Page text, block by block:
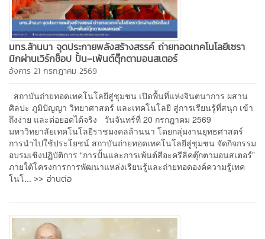
มทร.ล้านนา จุดประกายพลังสร้างสรรค์ ถ่ายทอดเทคโนโลยีเซรา
มิกผ่านเวิร์กช็อป ปั้น–เพ้นต์ตุ๊กตามอนสเตอร์
อังคาร 21 กรกฎาคม 2569
สถาบันถ่ายทอดเทคโนโลยีสู่ชุมชน เปิดพื้นที่แห่งจินตนาการ ผสาน
ศิลปะ ภูมิปัญญา วิทยาศาสตร์ และเทคโนโลยี สู่การเรียนรู้ที่สนุก เข้า
ถึงง่าย และต่อยอดได้จริง วันจันทร์ที่ 20 กรกฎาคม 2569
มหาวิทยาลัยเทคโนโลยีราชมงคลล้านนา โดยกลุ่มงานยุทธศาสตร์
การนำไปใช้ประโยชน์ สถาบันถ่ายทอดเทคโนโลยีสู่ชุมชน จัดกิจกรรม
อบรมเชิงปฏิบัติการ “การปั้นและการเพ้นต์สีอะครีลิคตุ๊กตามอนสเตอร์”
ภายใต้โครงการการพัฒนาแหล่งเรียนรู้และถ่ายทอดองค์ความรู้เทค
โนโ... >> อ่านต่อ